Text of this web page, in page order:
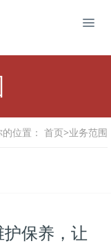
位置： 首页>业务范围
保养，让